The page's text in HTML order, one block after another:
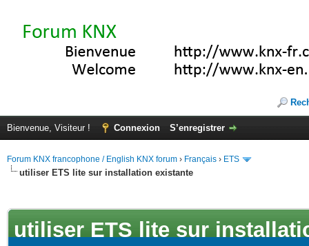
Bienvenue, Visiteur ! Connexion S’enregistrer
Forum KNX francophone / English KNX forum › Français › ETS
utiliser ETS lite sur installation existante
utiliser ETS lite sur